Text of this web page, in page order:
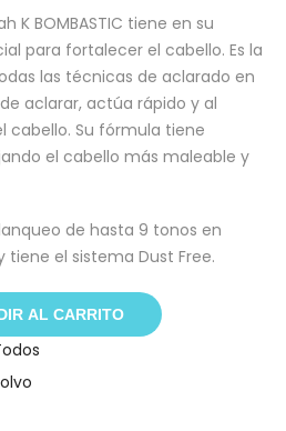
K BOMBASTIC tiene en su
para fortalecer el cabello. Es la
las técnicas de aclarado en
aclarar, actúa rápido y al
Su fórmula tiene
el cabello más maleable y
de hasta 9 tonos en
el sistema Dust Free.
AL CARRITO